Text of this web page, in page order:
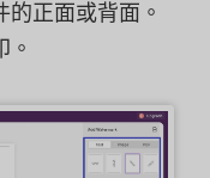
正面或背面。
。